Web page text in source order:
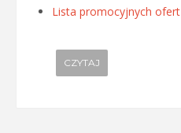
Lista promocyjnych ofert
CZYTAJ